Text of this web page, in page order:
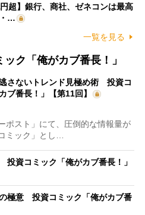
超】銀行、商社、ゼネコンは最高
…
一覧を見る
ク「俺がカブ番長！」
逃さないトレンド見極め術 投資コ
ブ番長！」【第11回】
スト」にて、圧倒的な情報量が
ミック」とし…
資コミック「俺がカブ番長！」
極意 投資コミック「俺がカブ番